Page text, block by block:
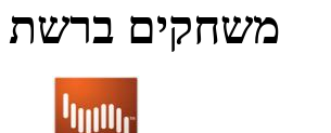
משחקים ברשת